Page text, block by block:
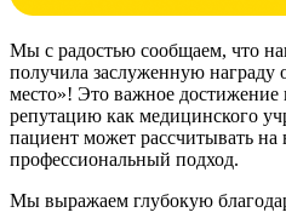
Мы с радостью сообщаем, что
получила заслуженную
место»! Это важное достижение
репутацию как медицинского
пациент может рассчитывать на
профессиональный подход.
Мы выражаем глубокую